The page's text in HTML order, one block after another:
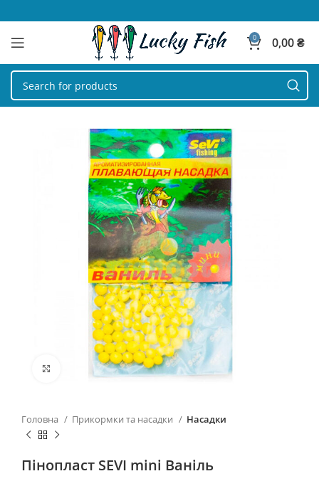
0 0,00₴
Click to enlarge
Головна Прикормки та насадки Насадки
Пінопласт SEVI mini Ваніль